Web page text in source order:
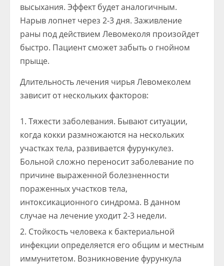
высыхания. Эффект будет аналогичным.
Нарыв лопнет через 2-3 дня. Заживление
раны под действием Левомеколя произойдет
быстро. Пациент сможет забыть о гнойном
прыще.
Длительность лечения чирья Левомеколем
зависит от нескольких факторов:
Тяжести заболевания. Бывают ситуации,
когда кокки размножаются на нескольких
участках тела, развивается фурункулез.
Больной сложно переносит заболевание по
причине выраженной болезненности
пораженных участков тела,
интоксикационного синдрома. В данном
случае на лечение уходит 2-3 недели.
Стойкость человека к бактериальной
инфекции определяется его общим и местным
иммунитетом. Возникновение фурункула